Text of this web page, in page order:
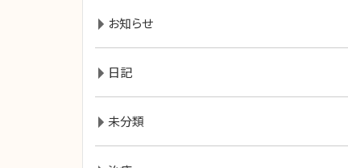
お知らせ
日記
未分類